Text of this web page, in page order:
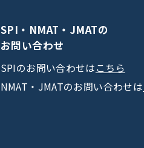
SPI・NMAT・JMATの
お問い合わせ
SPIのお問い合わせは こちら
NMAT・JMATのお問い合わせは